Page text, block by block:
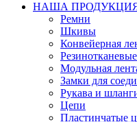
НАША
Ремни
Шкивы
Конвейерная
Модульная
Замки для
Рукава и
Цепи
Пластинчатые